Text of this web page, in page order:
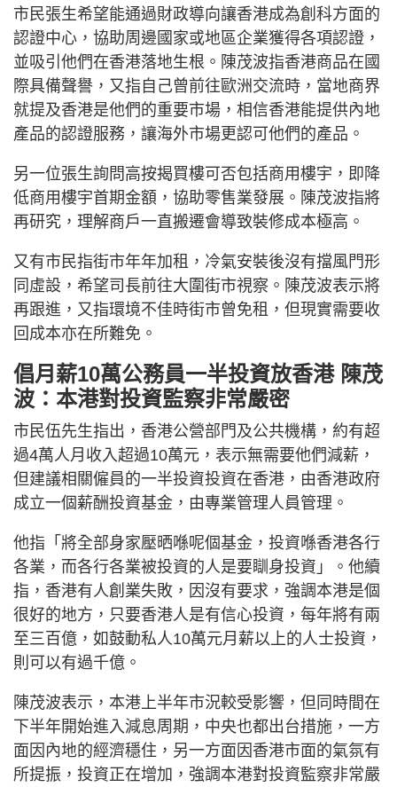
市民張生希望能通過財政導向讓香港成為創科方面的
認證中心，協助周邊國家或地區企業獲得各項認證，
並吸引他們在香港落地生根。陳茂波指香港商品在國
際具備聲譽，又指自己曾前往歐洲交流時，當地商界
就提及香港是他們的重要市場，相信香港能提供內地
產品的認證服務，讓海外市場更認可他們的產品。
另一位張生詢問高按揭買樓可否包括商用樓宇，即降
低商用樓宇首期金額，協助零售業發展。陳茂波指將
再研究，理解商戶一直搬遷會導致裝修成本極高。
又有市民指街市年年加租，冷氣安裝後沒有擋風門形
同虛設，希望司長前往大圍街市視察。陳茂波表示將
再跟進，又指環境不佳時街市曾免租，但現實需要收
回成本亦在所難免。
倡月薪10萬公務員一半投資放香港 陳茂
波：本港對投資監察非常嚴密
市民伍先生指出，香港公營部門及公共機構，約有超
過4萬人月收入超過10萬元，表示無需要他們減薪，
但建議相關僱員的一半投資投資在香港，由香港政府
成立一個薪酬投資基金，由專業管理人員管理。
他指「將全部身家壓晒喺呢個基金，投資喺香港各行
各業，而各行各業被投資的人是要瞓身投資」。他續
指，香港有人創業失敗，因沒有要求，強調本港是個
很好的地方，只要香港人是有信心投資，每年將有兩
至三百億，如鼓動私人10萬元月薪以上的人士投資，
則可以有過千億。
陳茂波表示，本港上半年市況較受影響，但同時間在
下半年開始進入減息周期，中央也都出台措施，一方
面因內地的經濟穩住，另一方面因香港市面的氣氛有
所提振，投資正在增加，強調本港對投資監察非常嚴